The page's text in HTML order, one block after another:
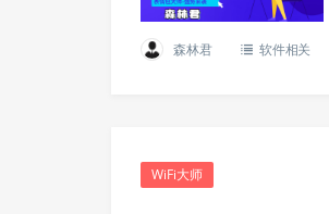
森林君 软件相关
WiFi大师